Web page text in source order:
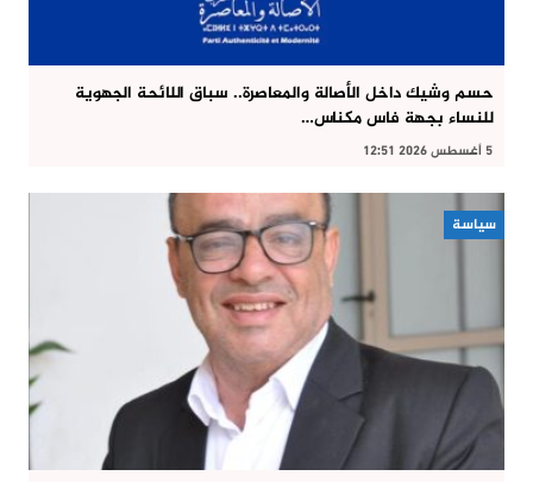
حسم وشيك داخل الأصالة والمعاصرة.. سباق اللائحة الجهوية
للنساء بجهة فاس مكناس…
5 أغسطس 2026 12:51
سياسة